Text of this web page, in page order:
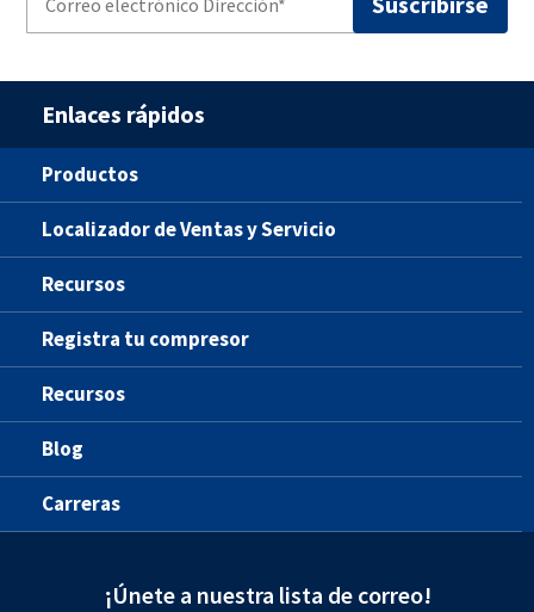
Enlaces rápidos
Productos
Localizador de Ventas y Servicio
Recursos
Registra tu compresor
Recursos
Blog
Carreras
¡Únete a nuestra lista de correo!